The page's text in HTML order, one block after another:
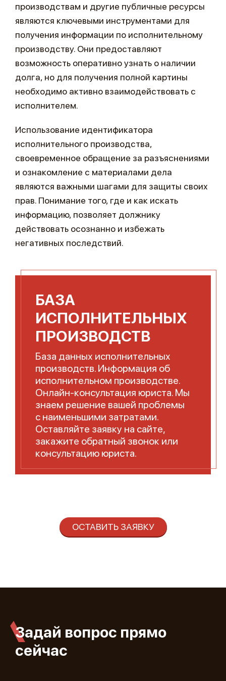
производствам и другие публичные ресурсы
являются ключевыми инструментами для
получения информации по исполнительному
производству. Они предоставляют
возможность оперативно узнать о наличии
долга, но для получения полной картины
необходимо активно взаимодействовать с
исполнителем.
Использование идентификатора
исполнительного производства,
своевременное обращение за разъяснениями
и ознакомление с материалами дела
являются важными шагами для защиты своих
прав. Понимание того, где и как искать
информацию, позволяет должнику
действовать осознанно и избежать
негативных последствий.
БАЗА
ИСПОЛНИТЕЛЬНЫХ
ПРОИЗВОДСТВ
База данных исполнительных
производств. Информация об
исполнительном производстве.
Онлайн-консультация юриста. Мы
знаем решение вашей проблемы
с наименьшими затратами.
Оставляйте заявку на сайте,
закажите обратный звонок или
консультацию юриста.
ОСТАВИТЬ ЗАЯВКУ
Задай вопрос прямо
сейчас